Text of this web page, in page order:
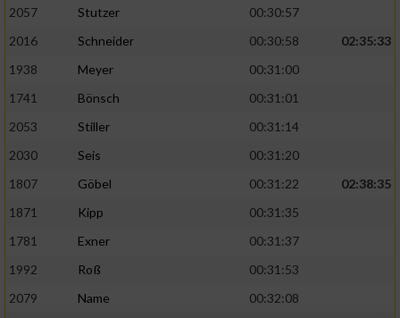
2057
Stutzer
00:30:57
2016
Schneider 00:30:58
02:35:33
1938
Meyer
00:31:00
1741
Bönsch
00:31:01
2053
Stiller
00:31:14
2030
Seis
00:31:20
1807
Göbel 00:31:22
02:38:35
1871
Kipp
00:31:35
1781
Exner
00:31:37
1992
Roß
00:31:53
2079
Name
00:32:08